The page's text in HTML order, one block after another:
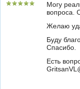
Могу
вопроса.
Желаю
Буду
Спасибо.
Есть